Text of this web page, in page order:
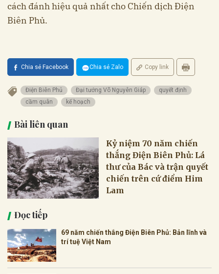
cách đánh hiệu quả nhất cho Chiến dịch Điện
Biên Phủ.
Chia sẻ Facebook Chia sẻ Zalo Copy link
Điện Biên Phủ Đại tướng Võ Nguyên Giáp
quyết định
cầm quân
kế hoạch
Bài liên quan
Kỷ niệm 70 năm chiến
thắng Điện Biên Phủ: Lá
thư của Bác và trận quyết
chiến trên cứ điểm Him
Lam
Đọc tiếp
69 năm chiến thắng Điện Biên Phủ: Bản lĩnh và
trí tuệ Việt Nam